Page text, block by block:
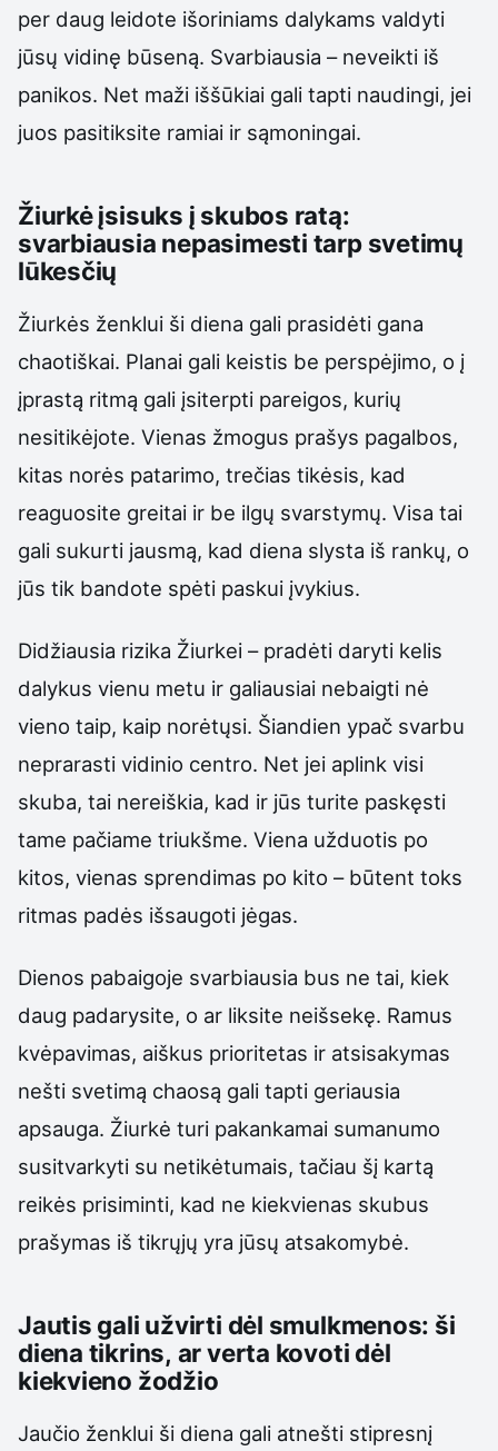
per daug leidote išoriniams dalykams valdyti
jūsų vidinę būseną. Svarbiausia – neveikti iš
panikos. Net maži iššūkiai gali tapti naudingi, jei
juos pasitiksite ramiai ir sąmoningai.
Žiurkė įsisuks į skubos ratą:
svarbiausia nepasimesti tarp svetimų
lūkesčių
Žiurkės ženklui ši diena gali prasidėti gana
chaotiškai. Planai gali keistis be perspėjimo, o į
įprastą ritmą gali įsiterpti pareigos, kurių
nesitikėjote. Vienas žmogus prašys pagalbos,
kitas norės patarimo, trečias tikėsis, kad
reaguosite greitai ir be ilgų svarstymų. Visa tai
gali sukurti jausmą, kad diena slysta iš rankų, o
jūs tik bandote spėti paskui įvykius.
Didžiausia rizika Žiurkei – pradėti daryti kelis
dalykus vienu metu ir galiausiai nebaigti nė
vieno taip, kaip norėtųsi. Šiandien ypač svarbu
neprarasti vidinio centro. Net jei aplink visi
skuba, tai nereiškia, kad ir jūs turite paskęsti
tame pačiame triukšme. Viena užduotis po
kitos, vienas sprendimas po kito – būtent toks
ritmas padės išsaugoti jėgas.
Dienos pabaigoje svarbiausia bus ne tai, kiek
daug padarysite, o ar liksite neišsekę. Ramus
kvėpavimas, aiškus prioritetas ir atsisakymas
nešti svetimą chaosą gali tapti geriausia
apsauga. Žiurkė turi pakankamai sumanumo
susitvarkyti su netikėtumais, tačiau šį kartą
reikės prisiminti, kad ne kiekvienas skubus
prašymas iš tikrųjų yra jūsų atsakomybė.
Jautis gali užvirti dėl smulkmenos: ši
diena tikrins, ar verta kovoti dėl
kiekvieno žodžio
Jaučio ženklui ši diena gali atnešti stipresnį